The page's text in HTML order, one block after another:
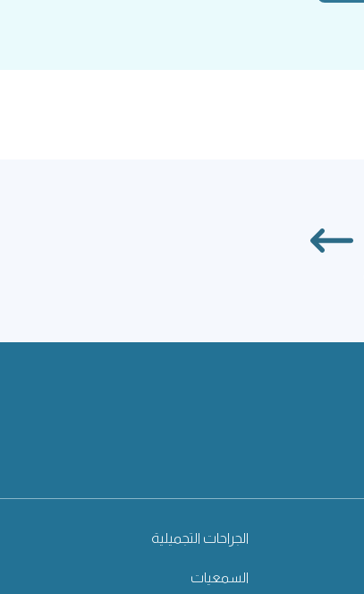
الجراحات التجميلية
السمعيات